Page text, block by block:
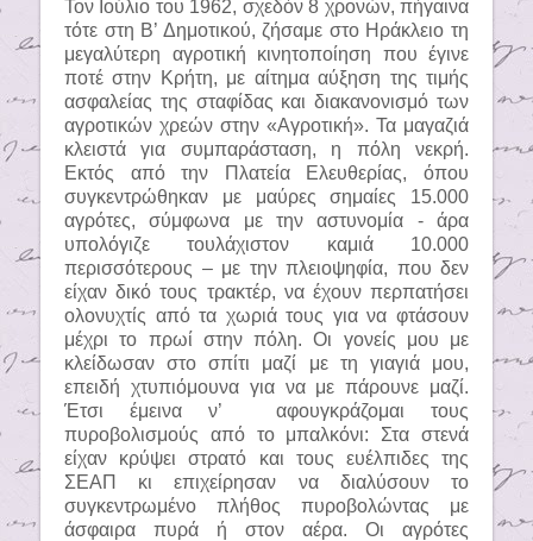
Τον Ιούλιο του 1962, σχεδόν 8 χρονών, πήγαινα
τότε στη Β’ Δημοτικού, ζήσαμε στο Ηράκλειο τη
μεγαλύτερη αγροτική κινητοποίηση που έγινε
ποτέ στην Κρήτη, με αίτημα αύξηση της τιμής
ασφαλείας της σταφίδας και διακανονισμό των
αγροτικών χρεών στην «Αγροτική». Τα μαγαζιά
κλειστά για συμπαράσταση, η πόλη νεκρή.
Εκτός από την Πλατεία Ελευθερίας, όπου
συγκεντρώθηκαν με μαύρες σημαίες 15.000
αγρότες, σύμφωνα με την αστυνομία - άρα
υπολόγιζε τουλάχιστον καμιά 10.000
περισσότερους – με την πλειοψηφία, που δεν
είχαν δικό τους τρακτέρ, να έχουν περπατήσει
ολονυχτίς από τα χωριά τους για να φτάσουν
μέχρι το πρωί στην πόλη. Οι γονείς μου με
κλείδωσαν στο σπίτι μαζί με τη γιαγιά μου,
επειδή χτυπιόμουνα για να με πάρουνε μαζί.
Έτσι έμεινα ν’
αφουγκράζομαι τους
πυροβολισμούς από το μπαλκόνι: Στα στενά
είχαν κρύψει στρατό και τους ευέλπιδες της
ΣΕΑΠ κι επιχείρησαν να διαλύσουν το
συγκεντρωμένο πλήθος πυροβολώντας με
άσφαιρα πυρά ή στον αέρα. Οι αγρότες